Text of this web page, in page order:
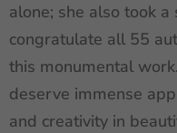
alone; she also took
congratulate all 55
this monumental
deserve immense
and creativity in